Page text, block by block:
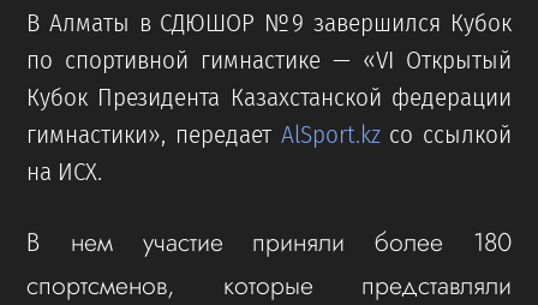
В Алматы в СДЮШОР №9 завершился Кубок
по спортивной гимнастике — «VI Открытый
Кубок Президента Казахстанской федерации
гимнастики», передает AlSport.kzсо ссылкой
на ИСХ.
В нем участие приняли более 180
спортсменов, которые представляли